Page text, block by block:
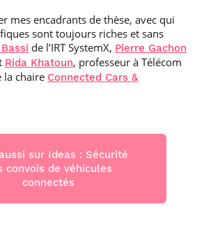
mes encadrants de thèse, avec qui
sont toujours riches et sans
de l’IRT SystemX, Pierre Gachon
Rida Khatoun, professeur à Télécom
la chaire Connected Cars &
sur Ideas : Sécurité
convois de véhicules
connectés